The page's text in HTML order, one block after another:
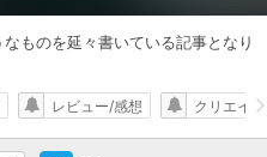
ものを延々書いている記事となり
レビュー/感想 クリエイ